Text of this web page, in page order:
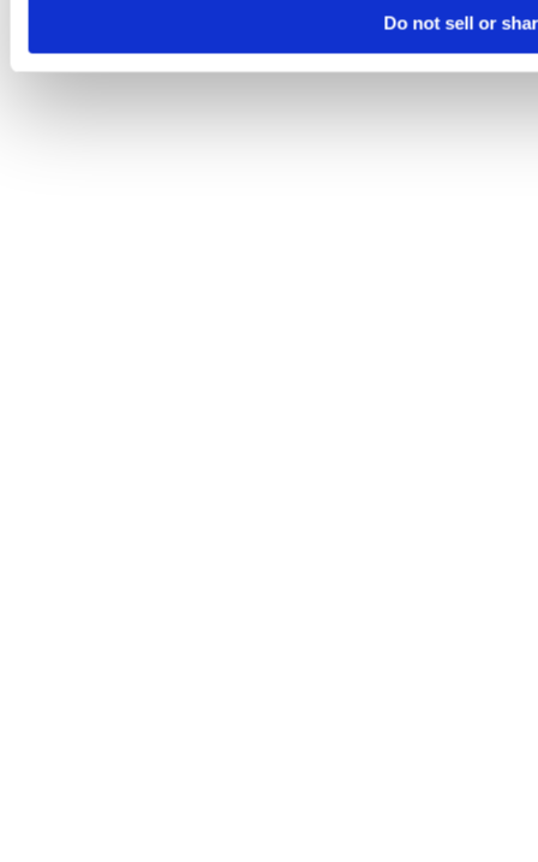
Do not sell or